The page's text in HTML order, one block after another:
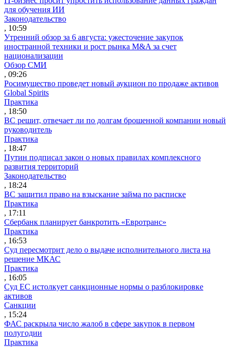
для обучения ИИ
Законодательство
, 10:59
Утренний обзор за 6 августа: ужесточение закупок
иностранной техники и рост рынка M&A за счет
национализации
Обзор СМИ
, 09:26
Росимущество проведет новый аукцион по продаже активов
Global Spirits
Практика
, 18:50
ВС решит, отвечает ли по долгам брошенной компании новый
руководитель
Практика
, 18:47
Путин подписал закон о новых правилах комплексного
развития территорий
Законодательство
, 18:24
ВС защитил право на взыскание займа по расписке
Практика
, 17:11
Сбербанк планирует банкротить «Евротранс»
Практика
, 16:53
Суд пересмотрит дело о выдаче исполнительного листа на
решение МКАС
Практика
, 16:05
Суд ЕС истолкует санкционные нормы о разблокировке
активов
Санкции
, 15:24
ФАС раскрыла число жалоб в сфере закупок в первом
полугодии
Практика